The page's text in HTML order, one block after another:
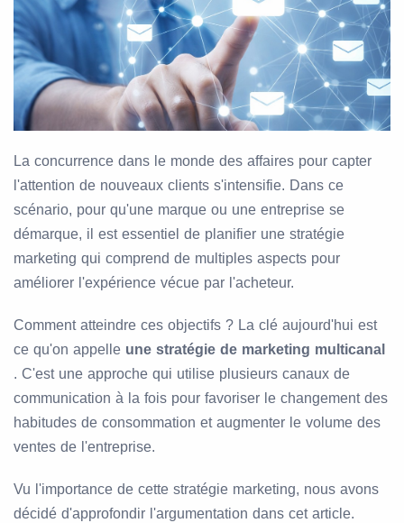
La concurrence dans le monde des affaires pour capter
l'attention de nouveaux clients s'intensifie. Dans ce
scénario, pour qu'une marque ou une entreprise se
démarque, il est essentiel de planifier une stratégie
marketing qui comprend de multiples aspects pour
améliorer l'expérience vécue par l'acheteur.
Comment atteindre ces objectifs ? La clé aujourd'hui est
ce qu'on appelle une stratégie de marketing multicanal
. C'est une approche qui utilise plusieurs canaux de
communication à la fois pour favoriser le changement des
habitudes de consommation et augmenter le volume des
ventes de l'entreprise.
Vu l'importance de cette stratégie marketing, nous avons
décidé d'approfondir l'argumentation dans cet article.